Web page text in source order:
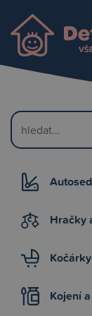
Hračky
Kočárky
Kojení